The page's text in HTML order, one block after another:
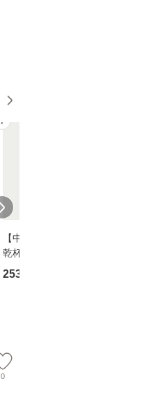
7
【中古】 ウインクで
乾杯 (ノン・ポシェッ
ト) / 東野圭吾 / 祥伝
253
0